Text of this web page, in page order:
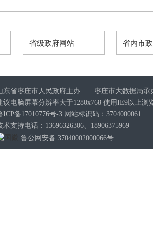
省级政府网站 省内市
东省枣庄市人民政府主办 枣庄市大数据局承
议电脑屏幕分辨率大于1280x768 使用IE9以上
ICP备17010776号-3 网站标识码：3704000061
术支持电话：13696326306、18906375969
鲁公网安备 37040002000066号